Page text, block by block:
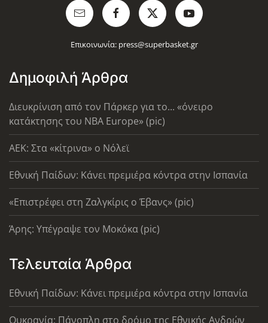
Επικοινωνία: press@superbasket.gr
Δημοφιλή Άρθρα
Διευκρίνιση από τον Πάρκερ για το... «όνειρο
κατάκτησης του ΝΒΑ Europe» (pic)
AEK: Στα «κίτρινα» ο Νόλεϊ
Εθνική Παίδων: Κάνει πρεμιέρα κόντρα στην Ισπανία
«Επιστρέφει στη Ζαλγκίρις ο Έβανς» (pic)
Άρης: Υπέγραψε τον Μοκόκα (pic)
Τελευταία Άρθρα
Εθνική Παίδων: Κάνει πρεμιέρα κόντρα στην Ισπανία
Ουκρανία: Πάνοπλη στο δρόμο της Εθνικής Ανδρών